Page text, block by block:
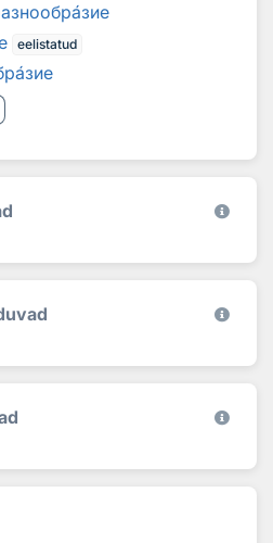
азие
eelistatud
азие